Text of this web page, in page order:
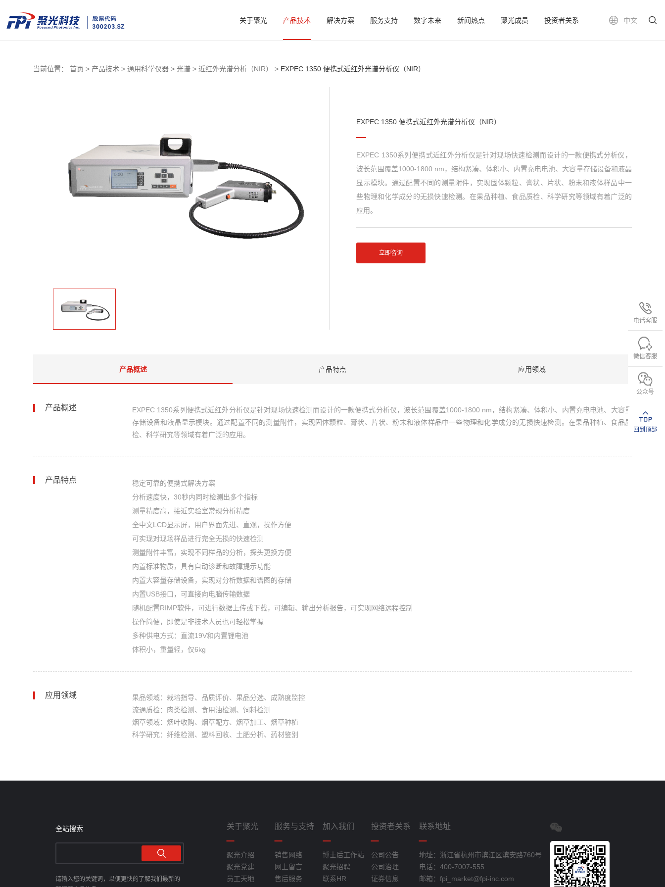
中文
关于聚光 产品技术 解决方案 服务支持 数字未来 新闻热点 聚光成员 投资者关系
电话客服
微信客服
公众号
回到顶部
当前位置： 首页 > 产品技术 > 通用科学仪器 > 光谱 > 近红外光谱分析（NIR） > EXPEC 1350 便携式近红外光谱分析仪（NIR）
EXPEC 1350 便携式近红外光谱分析仪（NIR）
EXPEC 1350系列便携式近红外分析仪是针对现场快速检测而设计的一款便携式分析仪，
波长范围覆盖1000-1800 nm，结构紧凑、体积小、内置充电电池、大容量存储设备和液晶
显示模块。通过配置不同的测量附件，实现固体颗粒、膏状、片状、粉末和液体样品中一
些物理和化学成分的无损快速检测。在果品种植、食品质检、科学研究等领域有着广泛的
应用。
立即咨询
产品概述 产品特点 应用领域
产品概述
EXPEC 1350系列便携式近红外分析仪是针对现场快速检测而设计的一款便携式分析仪，波长范围覆盖1000-1800 nm，结构紧凑、体积小、内置充电电池、大容量
存储设备和液晶显示模块。通过配置不同的测量附件，实现固体颗粒、膏状、片状、粉末和液体样品中一些物理和化学成分的无损快速检测。在果品种植、食品质
检、科学研究等领域有着广泛的应用。
产品特点
稳定可靠的便携式解决方案
分析速度快，30秒内同时检测出多个指标
测量精度高，接近实验室常规分析精度
全中文LCD显示屏，用户界面先进、直观，操作方便
可实现对现场样品进行完全无损的快速检测
测量附件丰富，实现不同样品的分析，探头更换方便
内置标准物质，具有自动诊断和故障提示功能
内置大容量存储设备，实现对分析数据和谱图的存储
内置USB接口，可直接向电脑传输数据
随机配置RIMP软件，可进行数据上传或下载，可编辑、输出分析报告，可实现网络远程控制
操作简便，即使是非技术人员也可轻松掌握
多种供电方式：直流19V和内置锂电池
体积小，重量轻，仅6kg
应用领域
果品领域：栽培指导、品质评价、果品分选、成熟度监控
流通质检：肉类检测、食用油检测、饲料检测
烟草领域：烟叶收购、烟草配方、烟草加工、烟草种植
科学研究：纤维检测、塑料回收、土肥分析、药材鉴别
全站搜索
请输入您的关键词，以便更快的了解我们最新的
关于聚光
聚光介绍
聚光党建
员工天地
服务与支持
销售网络
网上留言
售后服务
加入我们
博士后工作站
聚光招聘
联系HR
投资者关系
公司公告
公司治理
证券信息
联系地址
地址：浙江省杭州市滨江区滨安路760号
电话：400-7007-555
邮箱：fpi_market@fpi-inc.com